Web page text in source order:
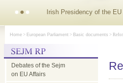
Irish Presidency of the
Home > European Parliament > Basic documents >
Debates of the Sejm
on EU Affairs